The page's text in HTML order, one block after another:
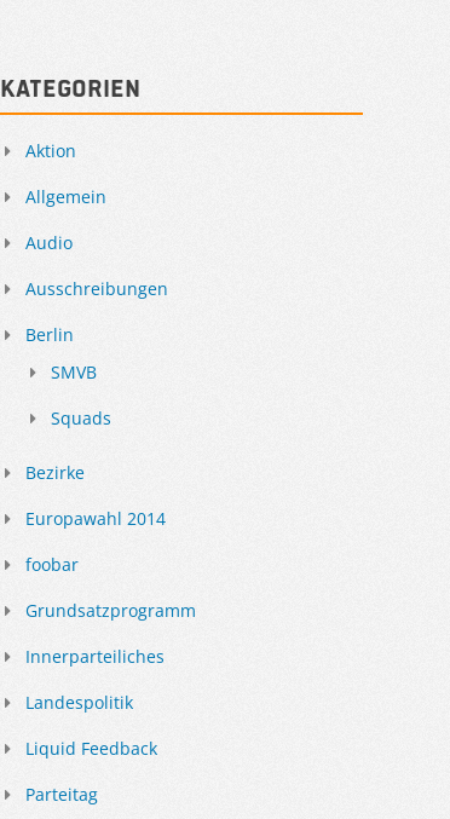
Kategorien
Aktion
Allgemein
Audio
Ausschreibungen
Berlin
SMVB
Squads
Bezirke
Europawahl 2014
foobar
Grundsatzprogramm
Innerparteiliches
Landespolitik
Liquid Feedback
Parteitag